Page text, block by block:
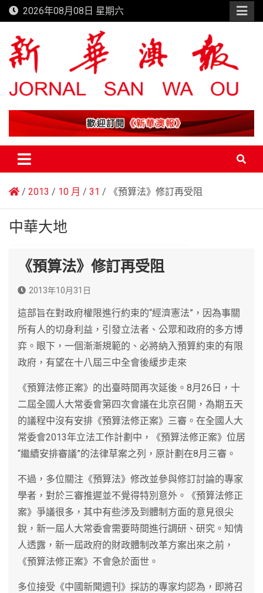
Skip
to
content
2026年08月08日 星期六
新華澳報
2013 10 月 31 《預算法》修訂再受阻
中華大地
《預算法》修訂再受阻
2013年10月31日
這部旨在對政府權限進行約束的“經濟憲法”，因為事關
所有人的切身利益，引發立法者、公眾和政府的多方博
弈。眼下，一個漸漸規範的、必將納入預算約束的有限
政府，有望在十八屆三中全會後緩步走來
《預算法修正案》的出臺時間再次延後。8月26日，十
二屆全國人大常委會第四次會議在北京召開，為期五天
的議程中沒有安排《預算法修正案》三審。在全國人大
常委會2013年立法工作計劃中，《預算法修正案》位居
“繼續安排審議”的法律草案之列，原計劃在8月三審。
不過，多位關注《預算法》修改並參與修訂討論的專家
學者，對於三審推遲並不覺得特別意外。《預算法修正
案》爭議很多，其中有些涉及到體制方面的意見很尖
銳，新一屆人大常委會需要時間進行調研、研究。知情
人透露，新一屆政府的財政體制改革方案出來之前，
《預算法修正案》不會急於面世。
多位接受《中國新聞週刊》採訪的專家均認為，即將召